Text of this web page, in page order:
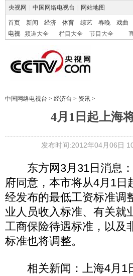
央视网 中国网络电视台 网站地图
首页 新闻 经济 体育 综艺 春晚 戏曲
电视
频道大全 栏目大全 节目大全
中国网络电视台 > 经济台 > 资讯 >
4月1日起上海
发布时间:2012年04月06日
东方网3月31日消息：
府同意，本市将从4月1
经发布的最低工资标准调
业人员收入标准、有关就
工商保险待遇标准，以及
标准也将调整。
相关新闻：上海4月1